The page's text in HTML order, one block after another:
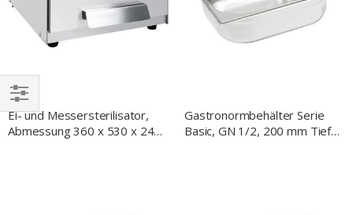
Ei- und Messersterilisator,
Abmessung 360 x 530 x 245
Gastronormbehälter Serie
Basic, GN 1/2, 200 mm Tiefe,
EINKAUFEN
NACH